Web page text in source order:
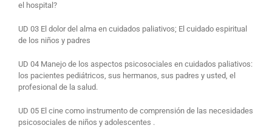
el hospital?
UD 03 El dolor del alma en cuidados paliativos; El cuidado espiritual
de los niños y padres
UD 04 Manejo de los aspectos psicosociales en cuidados paliativos:
los pacientes pediátricos, sus hermanos, sus padres y usted, el
profesional de la salud.
UD 05 El cine como instrumento de comprensión de las necesidades
psicosociales de niños y adolescentes .